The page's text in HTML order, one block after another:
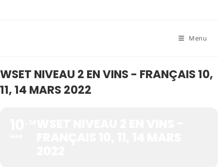
Menu
WSET NIVEAU 2 EN VINS - FRANÇAIS 10,
11, 14 MARS 2022